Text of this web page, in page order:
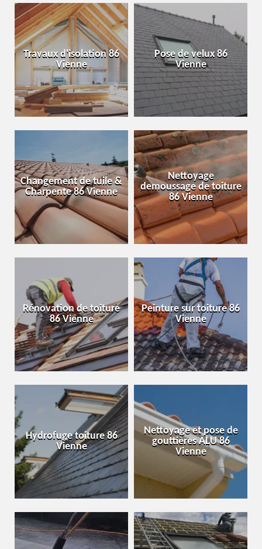
Travaux d'isolation 86
Vienne
Pose de velux 86
Vienne
Changement de tuile &
Charpente 86 Vienne
Nettoyage
demoussage de toiture
86 Vienne
Rénovation de toiture
86 Vienne
Peinture sur toiture 86
Vienne
Hydrofuge toiture 86
Vienne
Nettoyage et pose de
gouttières ALU 86
Vienne